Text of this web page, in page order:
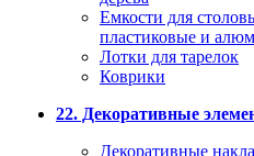
Емкости для
пластиковые и
Лотки для тарелок
Коврики
22. Декоративные
Декоративные